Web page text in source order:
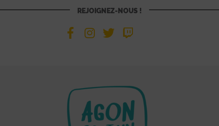
REJOIGNEZ-NOUS !